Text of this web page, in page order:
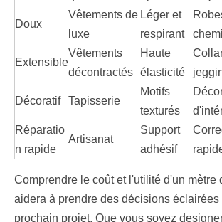
Doux
Vêtements de
luxe
Léger et
respirant
Extensible
Vêtements
décontractés
Haute
élasticité
Décoratif Tapisserie
Motifs
texturés
Réparatio
n rapide
Artisanat
Support
adhésif
Comprendre le coût et l'utilité d'un mètre
aidera à prendre des décisions éclairées
prochain projet. Que vous soyez